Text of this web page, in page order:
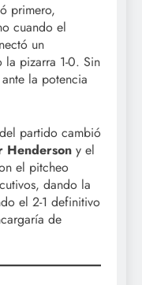
primero,
cuando el
un
la pizarra 1-0. Sin
la potencia
partido cambió
Henderson y el
el pitcheo
dando la
el 2-1 definitivo
de